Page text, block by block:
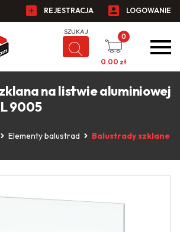
REJESTRACJA LOGOWANIE
0
0.00 zł
na listwie aluminiowej
9005
Elementy balustrad Balustrady szklane